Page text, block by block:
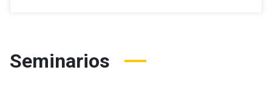
Seminarios